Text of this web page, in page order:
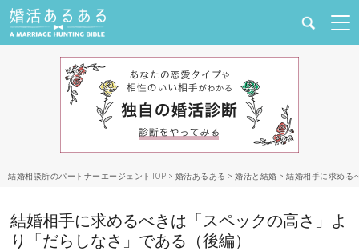
婚活と結婚
合コン・街コン
結婚相談所のパートナーエージェントTOP > 婚活あるある > 婚活と結婚 > 結婚相手に求める
結婚相手に求めるべきは「スペックの高さ」よ
り「だらしなさ」である（後編）